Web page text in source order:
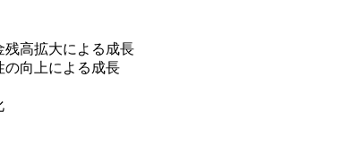
残高拡大による成長
の向上による成長